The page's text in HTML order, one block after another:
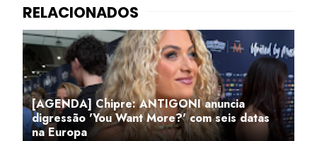
[AGENDA] Chipre: ANTIGONI anuncia
digressão 'You Want More?' com seis datas
na Europa